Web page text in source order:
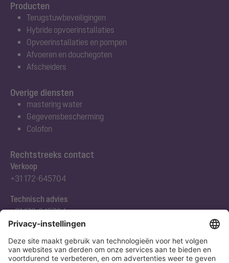
Producten
Terugstuwbeveiligingen
Hybride opvoerinstallaties
Opvoerinstallaties en pompen
Afvoeren en douchegoten
Afscheiders
Rechtstreeks contact
Verkoop
+31 172-645704
Technisch advies
+31 172-645704
Abonneert u zich op onze nieuwsbrief
Overige diensten
mastering water
Gegevensbescherming
Colofon